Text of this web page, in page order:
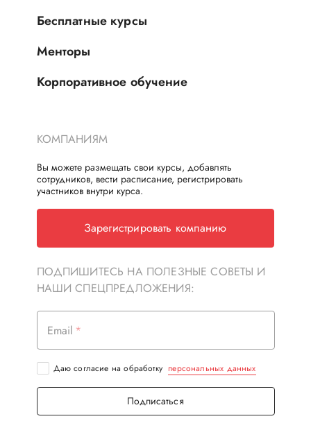
Бесплатные курсы
Менторы
Корпоративное обучение
КОМПАНИЯМ
Вы можете размещать свои курсы, добавлять
сотрудников, вести расписание, регистрировать
участников внутри курса.
Зарегистрировать компанию
ПОДПИШИТЕСЬ НА ПОЛЕЗНЫЕ СОВЕТЫ И
НАШИ СПЕЦПРЕДЛОЖЕНИЯ:
Email
Даю согласие на обработку персональных данных
Подписаться